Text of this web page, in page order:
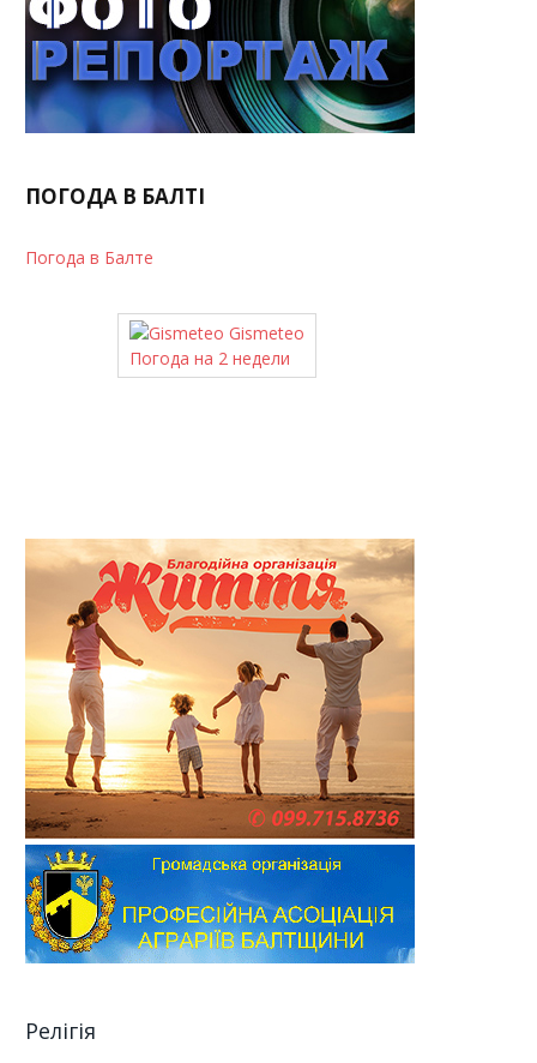
ПОГОДА В БАЛТІ
Погода в Балте
Gismeteo
Погода на 2 недели
Релігія